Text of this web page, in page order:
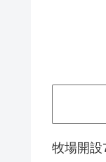
牧場開設